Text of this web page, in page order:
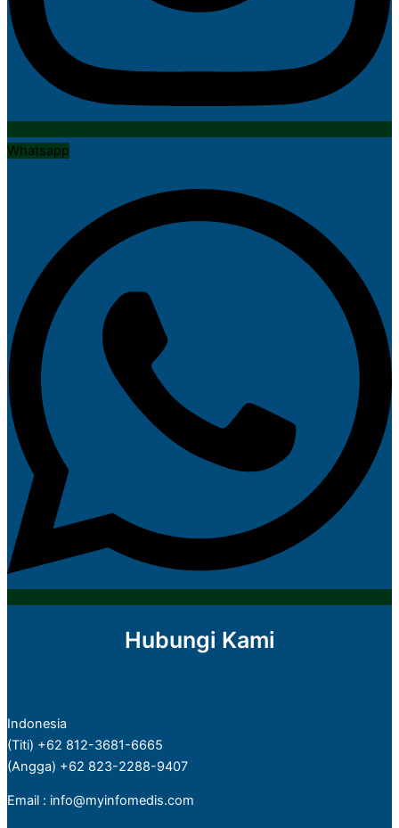
Whatsapp
Hubungi Kami
Indonesia
(Titi) +62 812-3681-6665
(Angga) +62 823-2288-9407
Email : info@myinfomedis.com